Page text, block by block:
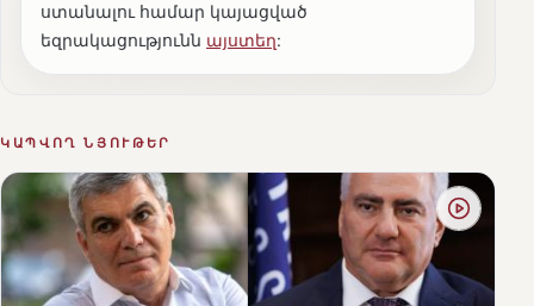
ստանալու համար կայացված
եզրակացությունն այստեղ:
ԿԱՊՎՈՂ ՆՅՈՒԹԵՐ